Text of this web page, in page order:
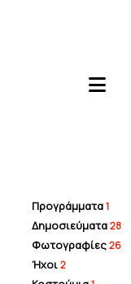
Προγράμματα 1
Δημοσιεύματα 28
Φωτογραφίες 26
Ήχοι 2